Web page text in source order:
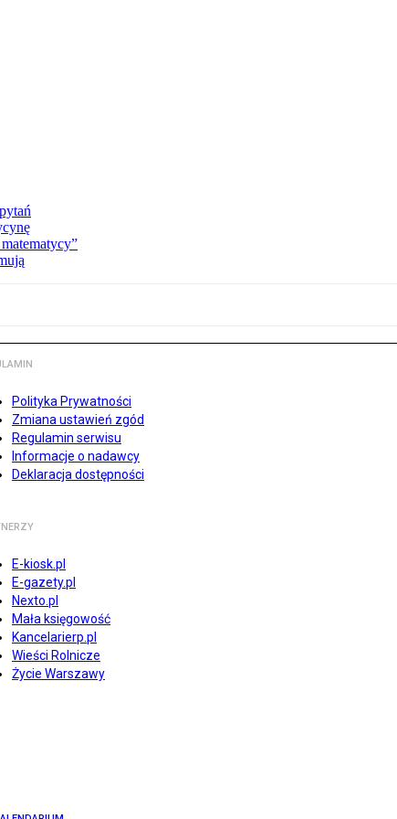
Polityka Prywatności
Zmiana ustawień zgód
Regulamin serwisu
Informacje o nadawcy
Deklaracja dostępności
E-kiosk.pl
E-gazety.pl
Nexto.pl
Mała księgowość
Kancelarierp.pl
Wieści Rolnicze
Życie Warszawy